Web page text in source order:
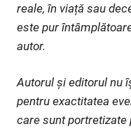
reale, în viață sau
este pur
autor.
Autorul și editorul nu
pentru exactitatea
care sunt portretizate